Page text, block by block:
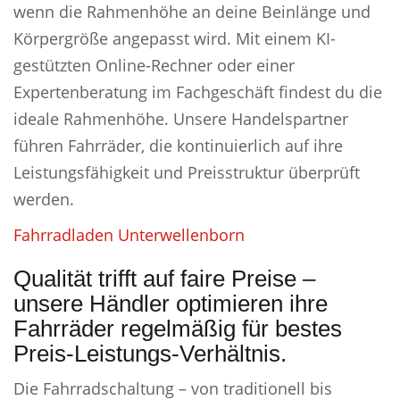
wenn die Rahmenhöhe an deine Beinlänge und
Körpergröße angepasst wird. Mit einem KI-
gestützten Online-Rechner oder einer
Expertenberatung im Fachgeschäft findest du die
ideale Rahmenhöhe. Unsere Handelspartner
führen Fahrräder, die kontinuierlich auf ihre
Leistungsfähigkeit und Preisstruktur überprüft
werden.
Fahrradladen Unterwellenborn
Qualität trifft auf faire Preise –
unsere Händler optimieren ihre
Fahrräder regelmäßig für bestes
Preis-Leistungs-Verhältnis.
Die Fahrradschaltung – von traditionell bis